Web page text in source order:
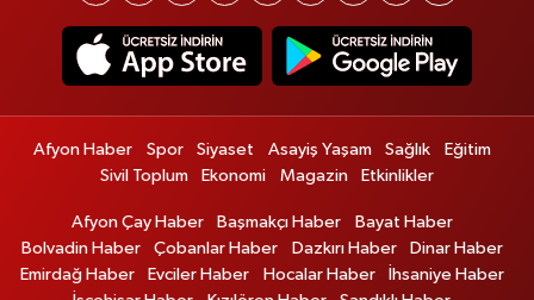
Afyon Haber Spor Siyaset Asayiş Yaşam Sağlık
Eğitim
Sivil Toplum
Ekonomi Magazin Etkinlikler
Afyon Çay Haber Başmakçı Haber
Bayat Haber
Bolvadin Haber
Çobanlar Haber Dazkırı Haber
Dinar Haber
Emirdağ Haber
Evciler Haber Hocalar Haber
İhsaniye Haber